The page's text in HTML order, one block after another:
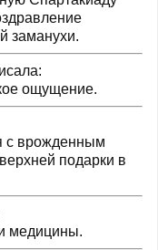
заманухи.
ощущение.
с врожденным
подарки в
медицины.